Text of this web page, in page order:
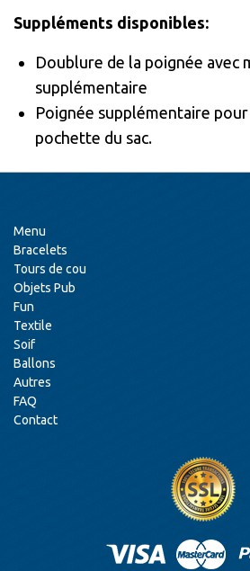
Suppléments disponibles:
Doublure de la poignée avec
supplémentaire
Poignée supplémentaire
pochette du sac.
Menu
Bracelets
Tours de cou
Objets Pub
Fun
Textile
Soif
Ballons
Autres
FAQ
Contact